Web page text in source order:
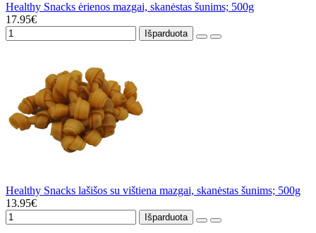
Healthy Snacks ėrienos mazgai, skanėstas šunims; 500g
17.95€
Išparduota
Healthy Snacks lašišos su vištiena mazgai, skanėstas šunims; 500g
13.95€
Išparduota